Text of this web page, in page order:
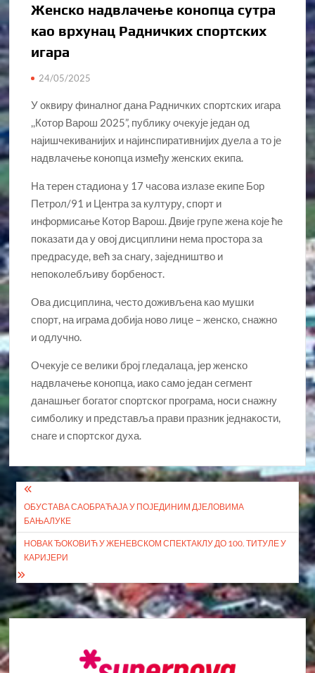
Женско надвлачење конопца сутра
као врхунац Радничких спортских
игара
24/05/2025
У оквиру финалног дана Радничких спортских игара
,,Котор Варош 2025”, публику очекује један од
најишчекиванијих и најинспиративнијих дуела a то је
надвлачење конопца између женских екипа.
На терен стадиона у 17 часова излазе екипе Бор
Петрол/91 и Центра за културу, спорт и
информисање Котор Варош. Двије групе жена које ће
показати да у овој дисциплини нема простора за
предрасуде, већ за снагу, заједништво и
непоколебљиву борбеност.
Ова дисциплина, често доживљена као мушки
спорт, на играма добија ново лице – женско, снажно
и одлучно.
Очекује се велики број гледалаца, јер женско
надвлачење конопца, иако само један сегмент
данашњег богатог спортског програма, носи снажну
симболику и представља прави празник једнакости,
снаге и спортског духа.
Кретање
чланка
ОБУСТАВА САОБРАЋАЈА У ПОЈЕДИНИМ ДЈЕЛОВИМА
БАЊАЛУКЕ
НОВАК ЂОКОВИЋ У ЖЕНЕВСКОМ СПЕКТАКЛУ ДО 100. ТИТУЛЕ У
КАРИЈЕРИ